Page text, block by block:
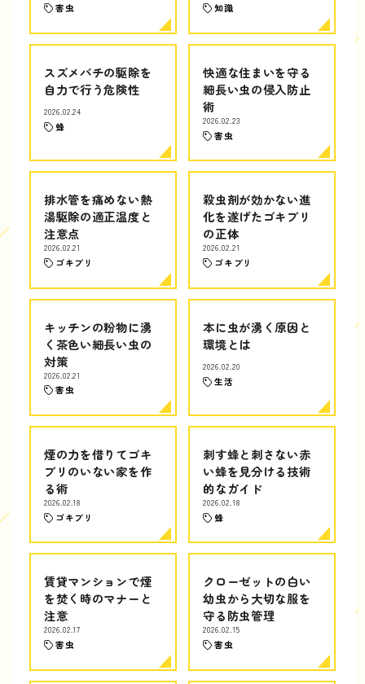
害虫 知識
スズメバチの駆除を
自力で行う危険性
2026.02.24
蜂
快適な住まいを守る
細長い虫の侵入防止
術
2026.02.23
害虫
排水管を痛めない熱
湯駆除の適正温度と
注意点
2026.02.21
ゴキブリ
殺虫剤が効かない進
化を遂げたゴキブリ
の正体
2026.02.21
ゴキブリ
キッチンの粉物に湧
く茶色い細長い虫の
対策
2026.02.21
害虫
本に虫が湧く原因と
環境とは
2026.02.20
生活
煙の力を借りてゴキ
ブリのいない家を作
る術
2026.02.18
ゴキブリ
刺す蜂と刺さない赤
い蜂を見分ける技術
的なガイド
2026.02.18
蜂
賃貸マンションで煙
を焚く時のマナーと
注意
2026.02.17
害虫
クローゼットの白い
幼虫から大切な服を
守る防虫管理
2026.02.15
害虫